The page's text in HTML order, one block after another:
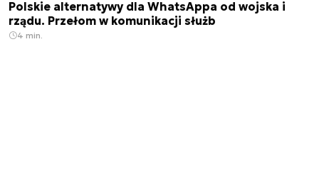
Polskie alternatywy dla WhatsAppa od wojska i
rządu. Przełom w komunikacji służb
4 min.